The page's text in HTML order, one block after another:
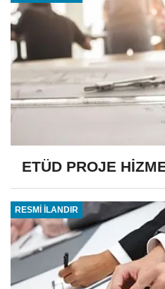
ETÜD PROJE
RESMİ İLANDIR